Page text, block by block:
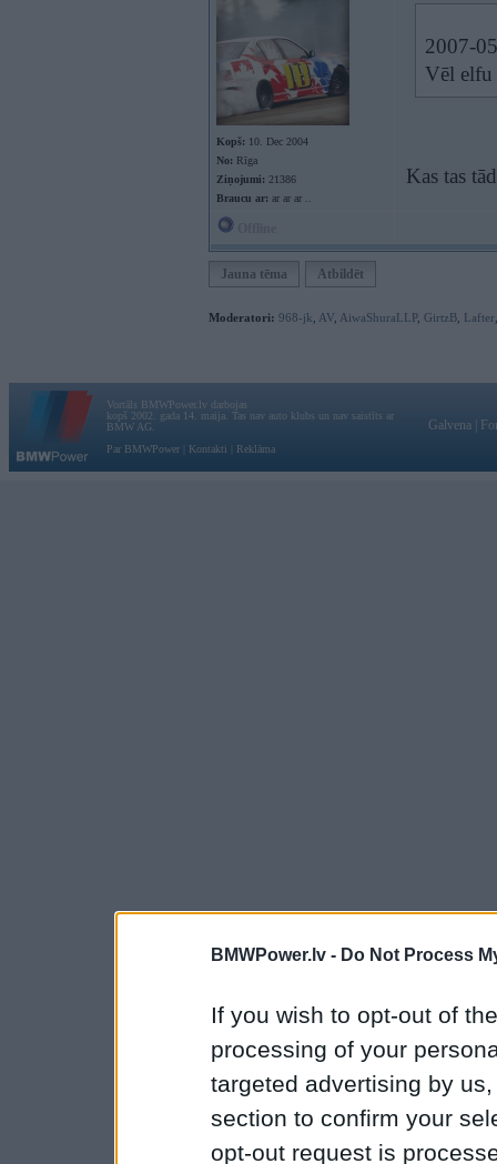
BMWPower.lv - Do Not Process
If you wish to opt-out of
processing of your
targeted advertising by
section to confirm your
opt-out request is
Kopš: 10. Dec 2004
No: Rīga
Ziņojumi: 21386
Braucu ar: ar ar ar ..
2007-
Vēl elfu
Kas tas
Jauna tēma Atbildēt
Moderatori: 968-jk AV AiwaShuraLLP, GirtzB Lafter
Vortāls BMWPower.lv darbojas
kopš 2002. gada 14. maija. Tas nav auto klubs un nav saistīts ar
BMW AG.
Par BMWPower
Kontakti Reklāma
Galvena